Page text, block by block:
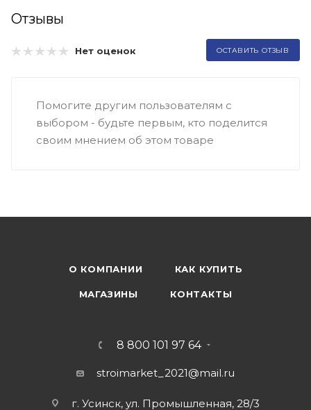
Отзывы
Нет оценок ОСТАВИТЬ ОТЗЫВ
Помогите другим пользователям с
выбором - будьте первым, кто поделится
своим мнением об этом товаре
О КОМПАНИИ КАК КУПИТЬ
МАГАЗИНЫ КОНТАКТЫ
8 800 101 97 64
stroimarket_2021@mail.ru
г. Усинск, ул. Промышленная, 28/3